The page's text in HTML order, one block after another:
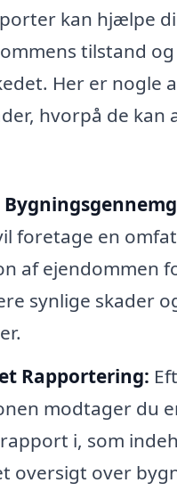
kan hjælpe
tilstand
Her er nogle
hvorpå de kan
foretage en
af ejendommen
synlige skader
Rapportering:
modtager du
i, som
oversigt over